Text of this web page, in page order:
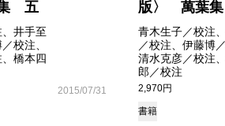
五
井手至
校注、
橋本四
2015/07/31
版〉 萬葉
青木生子／校注
／校注、伊藤博
清水克彦／校注
郎／校注
2,970円
書籍